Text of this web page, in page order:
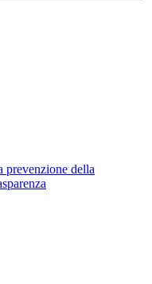
prevenzione della